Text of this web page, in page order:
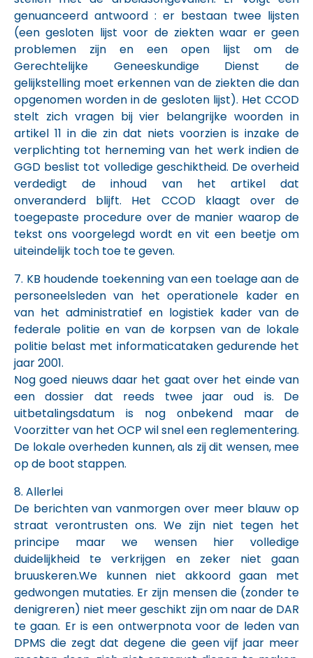
genuanceerd antwoord : er bestaan twee lijsten
(een gesloten lijst voor de ziekten waar er geen
problemen zijn en een open lijst om de
Gerechtelijke Geneeskundige Dienst de
gelijkstelling moet erkennen van de ziekten die dan
opgenomen worden in de gesloten lijst). Het CCOD
stelt zich vragen bij vier belangrijke woorden in
artikel 11 in die zin dat niets voorzien is inzake de
verplichting tot herneming van het werk indien de
GGD beslist tot volledige geschiktheid. De overheid
verdedigt de inhoud van het artikel dat
onveranderd blijft. Het CCOD klaagt over de
toegepaste procedure over de manier waarop de
tekst ons voorgelegd wordt en vit een beetje om
uiteindelijk toch toe te geven.
7. KB houdende toekenning van een toelage aan de
personeelsleden van het operationele kader en
van het administratief en logistiek kader van de
federale politie en van de korpsen van de lokale
politie belast met informaticataken gedurende het
jaar 2001.
Nog goed nieuws daar het gaat over het einde van
een dossier dat reeds twee jaar oud is. De
uitbetalingsdatum is nog onbekend maar de
Voorzitter van het OCP wil snel een reglementering.
De lokale overheden kunnen, als zij dit wensen, mee
op de boot stappen.
8. Allerlei
De berichten van vanmorgen over meer blauw op
straat verontrusten ons. We zijn niet tegen het
principe maar we wensen hier volledige
duidelijkheid te verkrijgen en zeker niet gaan
bruuskeren.We kunnen niet akkoord gaan met
gedwongen mutaties. Er zijn mensen die (zonder te
denigreren) niet meer geschikt zijn om naar de DAR
te gaan. Er is een ontwerpnota voor de leden van
DPMS die zegt dat degene die geen vijf jaar meer